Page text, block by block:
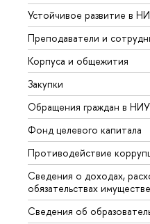
Устойчивое развитие в
Преподаватели и
Корпуса и общежития
Закупки
Обращения граждан в
Фонд целевого капитала
Противодействие
Сведения о доходах,
обязательствах
Сведения об